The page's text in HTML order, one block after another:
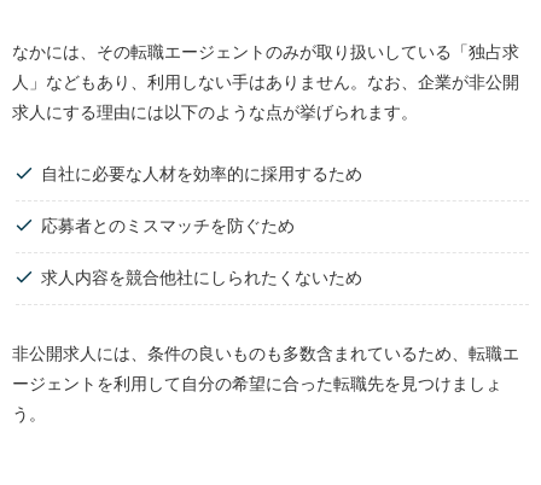
なかには、その転職エージェントのみが取り扱いしている「独占求
人」などもあり、利用しない手はありません。なお、企業が非公開
求人にする理由には以下のような点が挙げられます。
自社に必要な人材を効率的に採用するため
応募者とのミスマッチを防ぐため
求人内容を競合他社にしられたくないため
非公開求人には、条件の良いものも多数含まれているため、転職エ
ージェントを利用して自分の希望に合った転職先を見つけましょ
う。